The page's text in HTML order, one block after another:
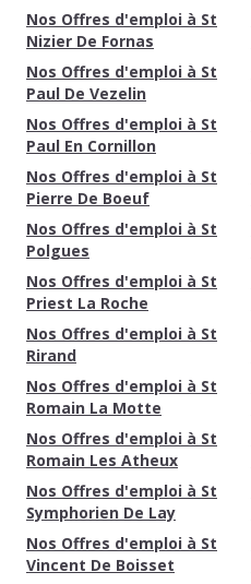
Nos Offres d'emploi à St
Nizier De Fornas
Nos Offres d'emploi à St
Paul De Vezelin
Nos Offres d'emploi à St
Paul En Cornillon
Nos Offres d'emploi à St
Pierre De Boeuf
Nos Offres d'emploi à St
Polgues
Nos Offres d'emploi à St
Priest La Roche
Nos Offres d'emploi à St
Rirand
Nos Offres d'emploi à St
Romain La Motte
Nos Offres d'emploi à St
Romain Les Atheux
Nos Offres d'emploi à St
Symphorien De Lay
Nos Offres d'emploi à St
Vincent De Boisset